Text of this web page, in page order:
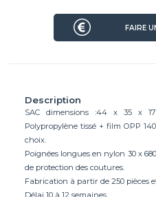
Description
SAC dimensions :44 x 35 x
Polypropylène tissé + film OPP
choix.
Poignées longues en nylon 30 x
de protection des coutures.
Fabrication à partir de 250 pièces
FAIRE